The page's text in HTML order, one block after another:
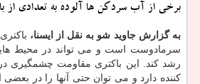
برخی از آب سردکن ها آلوده به تعدادی از
به گزارش جاوید شو به نقل از ایسنا،
سرمادوست است و می تواند در محیط
رشد کند. این باکتری مقاومت چشمگیری
کننده دارد و می توان حتی آنها را در بعضی